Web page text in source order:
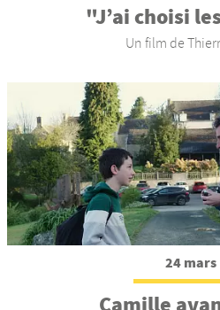
"J’ai choisi
Un film de
24 mars